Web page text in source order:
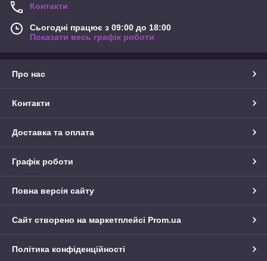
Контакти
Сьогодні працює з 09:00 до 18:00
Показати весь графік роботи
Про нас
Контакти
Доставка та оплата
Графік роботи
Повна версія сайту
Сайт створено на маркетплейсі Prom.ua
Політика конфіденційності